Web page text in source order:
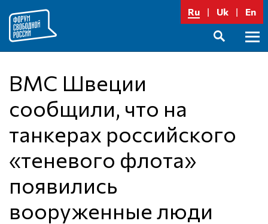
содержимому
Ru Uk En
ВМC Швеции
сообщили, что на
танкерах российского
«теневого флота»
появились
вооруженные люди